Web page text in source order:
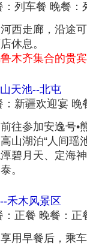
列车餐 晚餐：
西走廊，沿途
休息。
木齐集合的贵
天池--北屯
新疆欢迎宴
往参加安逸号•
山湖泊“人间瑶
碧月天、定海
。
禾木风景区
正餐 晚餐：正
用早餐后，乘